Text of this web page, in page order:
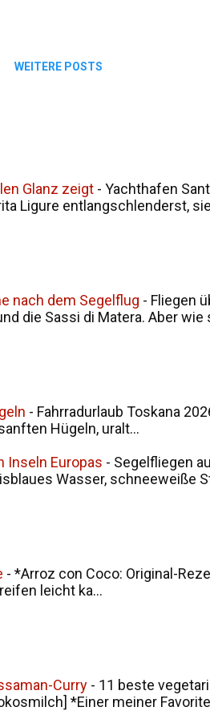
WEITERE POSTS
Glanz zeigt - Yachthafen
Ligure entlangschlenderst,
nach dem Segelflug - Fliegen
die Sassi di Matera. Aber wie
- Fahrradurlaub Toskana
Hügeln, uralt...
Inseln Europas - Segelfliegen
Wasser, schneeweiße
- *Arroz con Coco: Original-
leicht ka...
Curry - 11 beste
*Einer meiner